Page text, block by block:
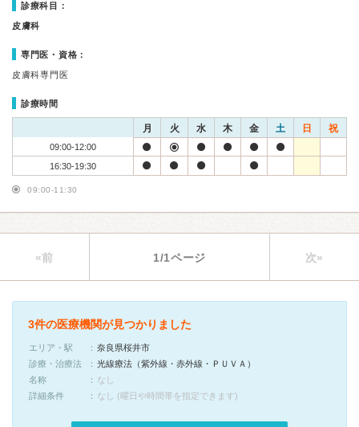
診療科目：
皮膚科
専門医・資格：
皮膚科専門医
診療時間
月 火 水 木 金 土 日 祝
09:00-12:00
16:30-19:30
09:00-11:30
«前 1/1ページ 次»
3件の医療機関が見つかりました
エリア・駅
奈良県桜井市
診療・治療法
光線療法（紫外線・赤外線・ＰＵＶＡ）
名称
なし
詳細条件
なし (曜日や時間帯を指定できます)